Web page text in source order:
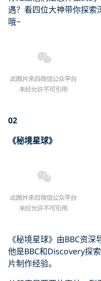
遇？看四位大神带你探索
哦~
02
《秘境星球》
《秘境星球》由BBC资
他是BBC和Discovery探
片制作经验。